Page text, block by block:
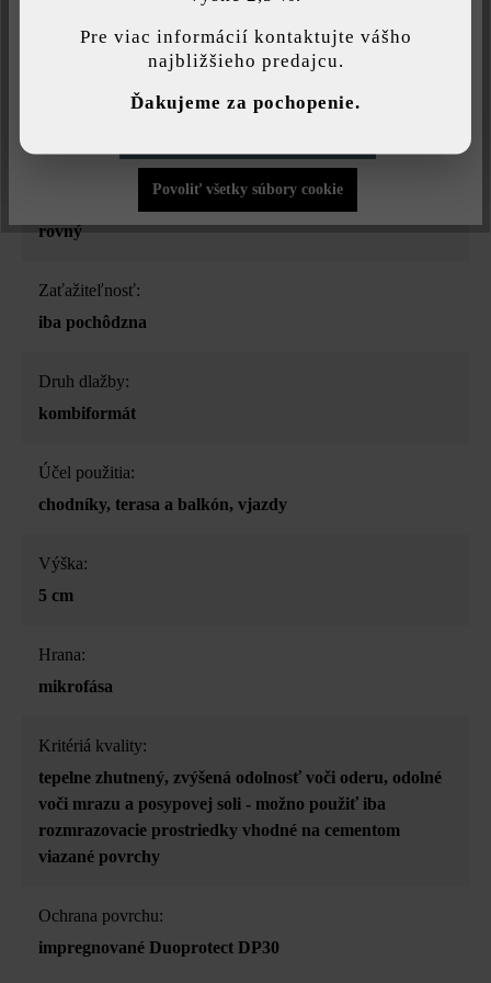
betónové platne
Povrchová štruktúra:
rovný
Zaťažiteľnosť:
iba pochôdzna
Druh dlažby:
kombiformát
Účel použitia:
chodníky, terasa a balkón, vjazdy
Výška:
5 cm
Hrana:
mikrofása
Kritériá kvality:
tepelne zhutnený, zvýšená odolnosť voči oderu, odolné
voči mrazu a posypovej soli - možno použiť iba
rozmrazovacie prostriedky vhodné na cementom
viazané povrchy
Ochrana povrchu:
impregnované Duoprotect DP30
Povoliť všetky súbory cookie
Pre viac informácií kontaktujte vášho
najbližšieho predajcu.
Ďakujeme za pochopenie.